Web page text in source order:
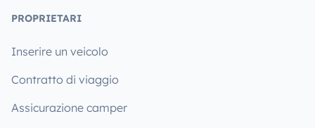
PROPRIETARI
Inserire un veicolo
Contratto di viaggio
Assicurazione camper